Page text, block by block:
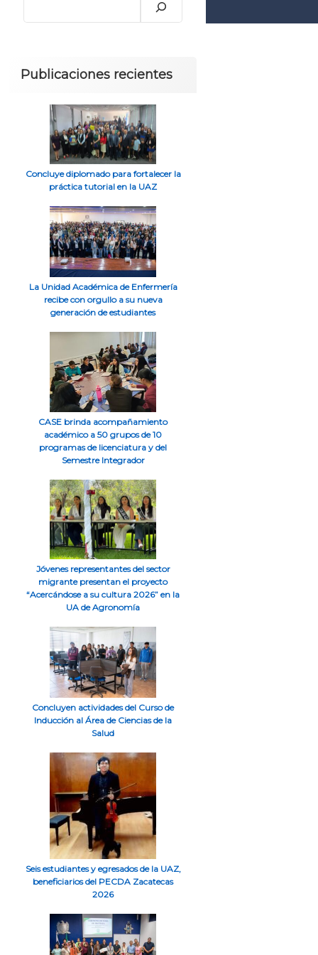
Publicaciones recientes
Concluye diplomado para fortalecer la
práctica tutorial en la UAZ
La Unidad Académica de Enfermería
recibe con orgullo a su nueva
generación de estudiantes
CASE brinda acompañamiento
académico a 50 grupos de 10
programas de licenciatura y del
Semestre Integrador
Jóvenes representantes del sector
migrante presentan el proyecto
“Acercándose a su cultura 2026” en la
UA de Agronomía
Concluyen actividades del Curso de
Inducción al Área de Ciencias de la
Salud
Seis estudiantes y egresados de la UAZ,
beneficiarios del PECDA Zacatecas
2026